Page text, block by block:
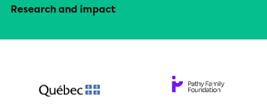
Research and impact